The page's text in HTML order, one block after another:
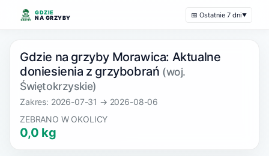
GDZIE
NA GRZYBY
📅 Ostatnie 7 dni▼
Gdzie na grzyby Morawica: Aktualne
doniesienia z grzybobrań (woj.
Świętokrzyskie)
Zakres: 2026-07-31 → 2026-08-06
ZEBRANO W OKOLICY
0,0 kg